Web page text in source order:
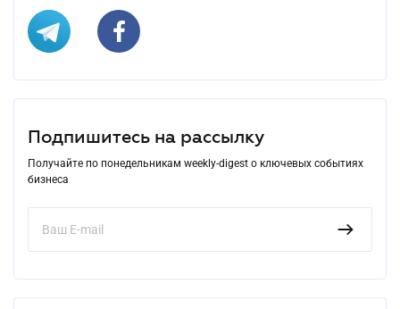
Подпишитесь на рассылку
Получайте по понедельникам weekly-digest о ключевых событиях
бизнеса